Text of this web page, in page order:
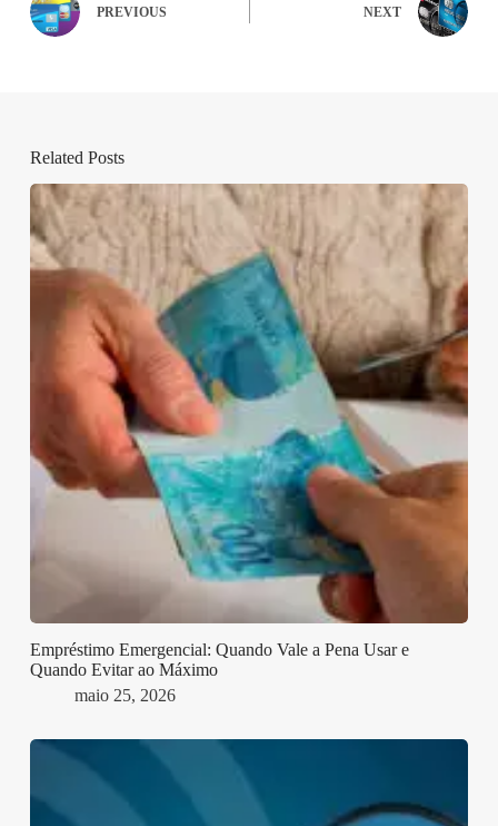
PREVIOUS NEXT
Related Posts
Empréstimo Emergencial: Quando Vale a Pena Usar e
Quando Evitar ao Máximo
maio 25, 2026